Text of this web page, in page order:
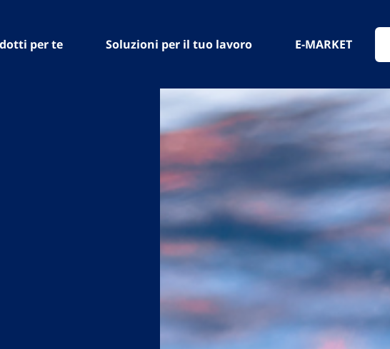
per te Soluzioni per il tuo lavoro E-MARKET